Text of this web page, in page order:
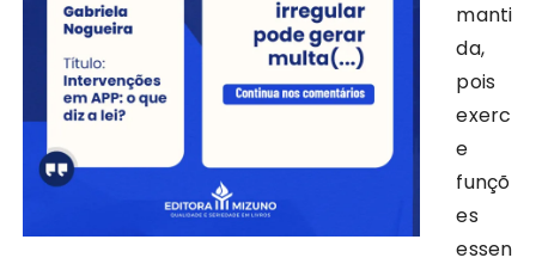
manti
da,
pois
exerc
e
funçõ
es
essen